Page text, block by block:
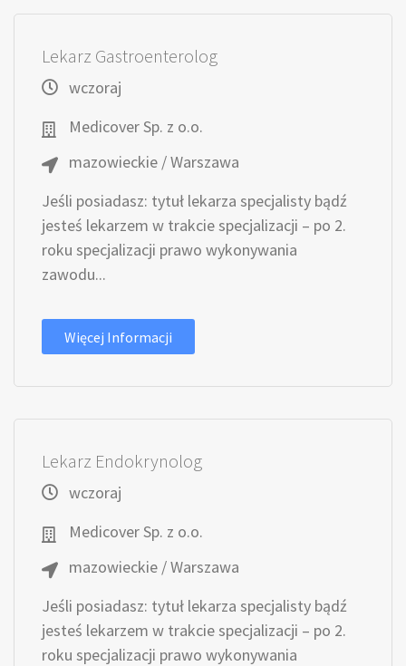
Lekarz Gastroenterolog
wczoraj
Medicover Sp. z o.o.
mazowieckie / Warszawa
Jeśli posiadasz: tytuł lekarza specjalisty bądź
jesteś lekarzem w trakcie specjalizacji – po 2.
roku specjalizacji prawo wykonywania
zawodu...
Więcej Informacji
Lekarz Endokrynolog
wczoraj
Medicover Sp. z o.o.
mazowieckie / Warszawa
Jeśli posiadasz: tytuł lekarza specjalisty bądź
jesteś lekarzem w trakcie specjalizacji – po 2.
roku specjalizacji prawo wykonywania